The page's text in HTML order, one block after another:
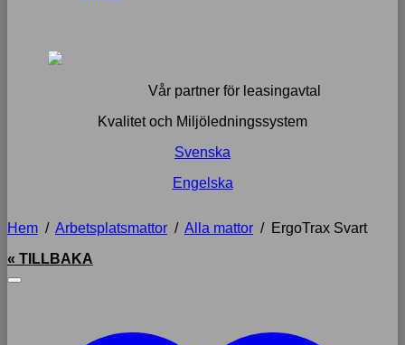
Vår partner för leasingavtal
Kvalitet och Miljöledningssystem
Svenska
Engelska
Hem / Arbetsplatsmattor / Alla mattor / ErgoTrax Svart
« TILLBAKA